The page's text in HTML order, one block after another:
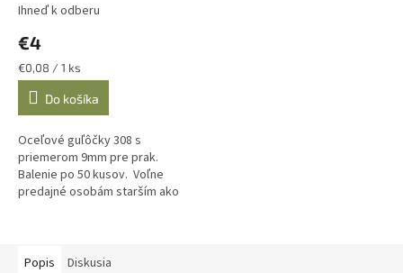
Ihneď k odberu
€4
Jednotková
cena:
€0,08 / 1 ks
Do košíka
Oceľové guľôčky 308 s
priemerom 9mm pre prak.
Balenie po 50 kusov. Voľne
predajné osobám starším ako
Popis
Diskusia